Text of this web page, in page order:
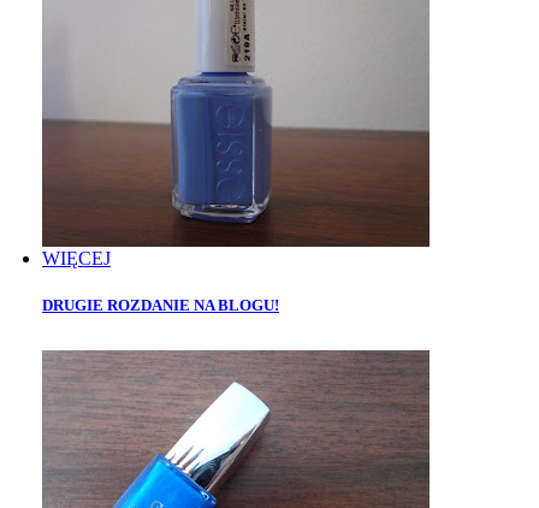
WIĘCEJ
DRUGIE ROZDANIE NA BLOGU!